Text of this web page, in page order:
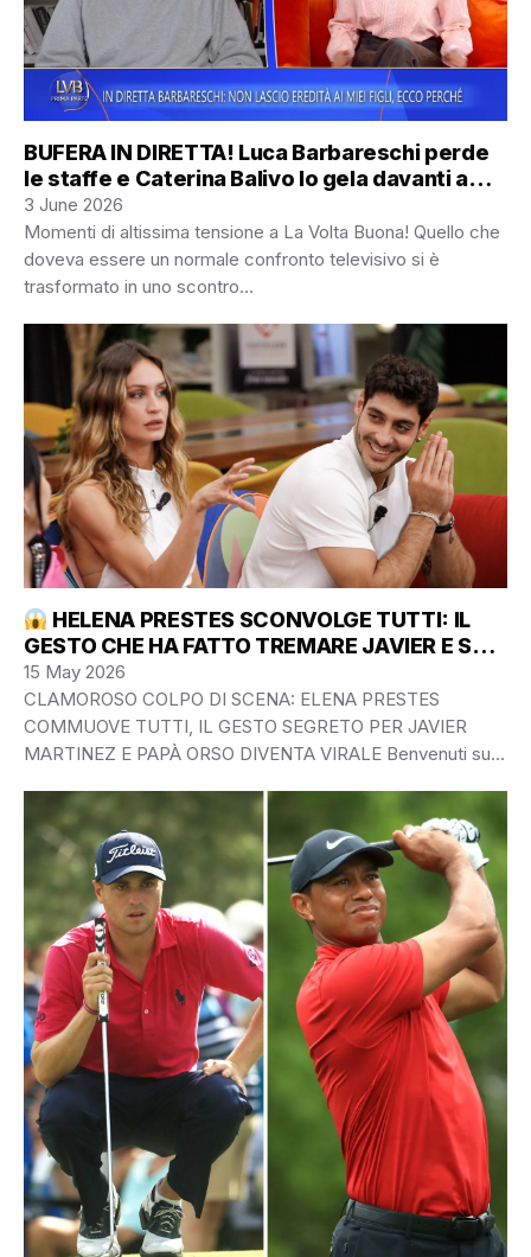
BUFERA IN DIRETTA! Luca Barbareschi perde
le staffe e Caterina Balivo lo gela davanti a
tutti: “Un padre deve fare il padre!”
3 June 2026
Momenti di altissima tensione a La Volta Buona! Quello che
doveva essere un normale confronto televisivo si è
trasformato in uno scontro…
HELENA PRESTES SCONVOLGE TUTTI: IL
GESTO CHE HA FATTO TREMARE JAVIER E SUO
PADRE!
15 May 2026
CLAMOROSO COLPO DI SCENA: ELENA PRESTES
COMMUOVE TUTTI, IL GESTO SEGRETO PER JAVIER
MARTINEZ E PAPÀ ORSO DIVENTA VIRALE Benvenuti su